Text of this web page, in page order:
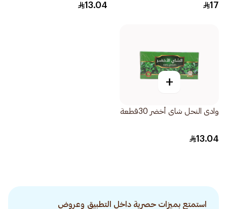
17
13.04
+
وادى النحل شاى أخضر 30قطعة
13.04
استمتع بميزات حصرية داخل التطبيق وعروض